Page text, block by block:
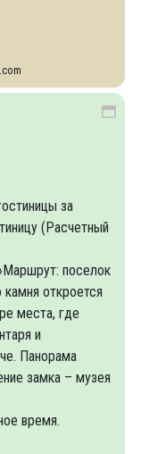
за
(Расчетный
поселок
откроется
места, где
и
Панорама
замка – музея
время.